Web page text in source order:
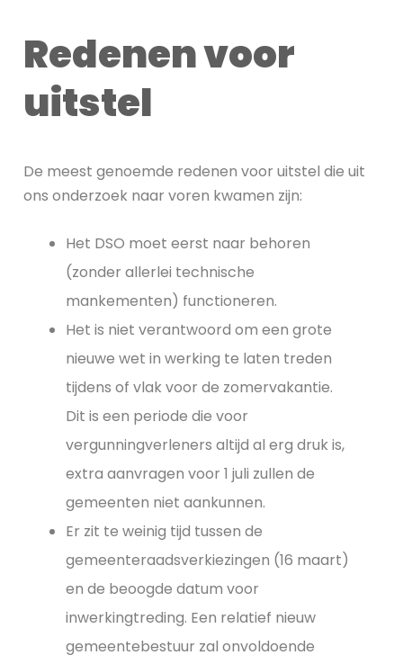
Redenen voor
uitstel
De meest genoemde redenen voor uitstel die uit
ons onderzoek naar voren kwamen zijn:
Het DSO moet eerst naar behoren
(zonder allerlei technische
mankementen) functioneren.
Het is niet verantwoord om een grote
nieuwe wet in werking te laten treden
tijdens of vlak voor de zomervakantie.
Dit is een periode die voor
vergunningverleners altijd al erg druk is,
extra aanvragen voor 1 juli zullen de
gemeenten niet aankunnen.
Er zit te weinig tijd tussen de
gemeenteraadsverkiezingen (16 maart)
en de beoogde datum voor
inwerkingtreding. Een relatief nieuw
gemeentebestuur zal onvoldoende